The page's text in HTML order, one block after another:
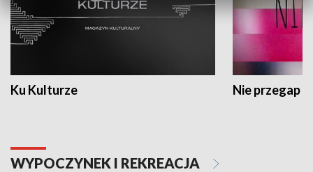
Ku Kulturze Nie przegap
WYPOCZYNEK I REKREACJA